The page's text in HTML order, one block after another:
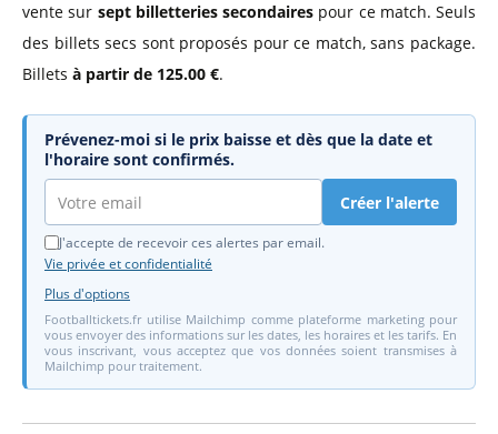
vente sur sept billetteries secondaires pour ce match. Seuls
des billets secs sont proposés pour ce match, sans package.
Billets à partir de 125.00 €.
Prévenez-moi si le prix baisse et dès que la date et
l'horaire sont confirmés.
Créer l'alerte
J'accepte de recevoir ces alertes par email.
Vie privée et confidentialité
Plus d'options
Footballtickets.fr utilise Mailchimp comme plateforme marketing pour
vous envoyer des informations sur les dates, les horaires et les tarifs. En
vous inscrivant, vous acceptez que vos données soient transmises à
Mailchimp pour traitement.